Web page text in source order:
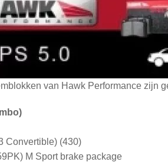
van Hawk Performance zijn
Convertible) (430)
M Sport brake package